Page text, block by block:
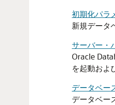
初期化パラ
新規データ
サーバー・
Oracle
を起動およ
データベー
データベー